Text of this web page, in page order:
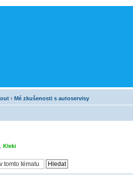
‹ Mé zkušenosti s autoservisy
Kleki